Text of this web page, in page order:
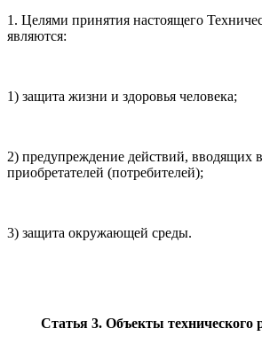
1. Целями принятия настоящего
являются:
1) защита жизни и здоровья человека;
2) предупреждение действий, вводящих
приобретателей (потребителей);
3) защита окружающей среды.
Статья 3. Объекты технического